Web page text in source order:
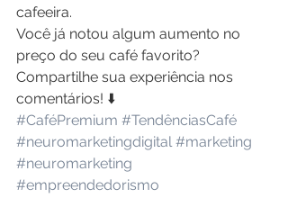
cafeeira.
Você já notou algum aumento no
preço do seu café favorito?
Compartilhe sua experiência nos
comentários! ⬇️
#CaféPremium #TendênciasCafé
#neuromarketingdigital #marketing
#neuromarketing
#empreendedorismo